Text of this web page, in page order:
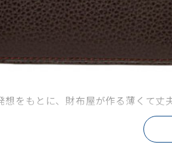
想をもとに、財布屋が作る薄くて丈